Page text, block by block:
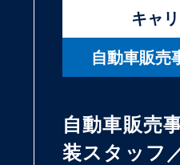
キャ
自動車販売
自動車販売
装スタッフ